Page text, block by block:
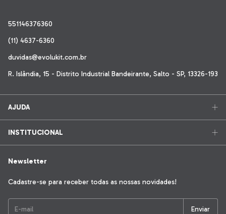
551146376360
(11) 4637-6360
duvidas@evolukit.com.br
R. Islândia, 15 - Distrito Industrial Bandeirante, Salto - SP, 13326-193
AJUDA
INSTITUCIONAL
Newsletter
Cadastre-se para receber todas as nossas novidades!